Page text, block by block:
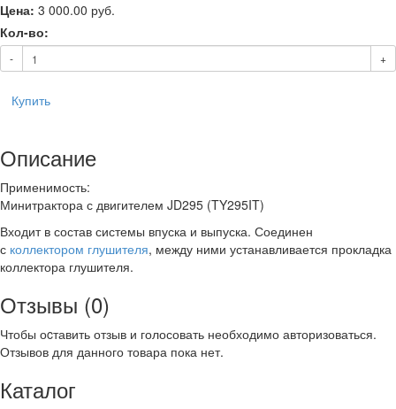
Цена: 3 000.00 руб.
Кол-во:
- +
Купить
Описание
Применимость:
Минитрактора с двигителем JD295 (TY295IT)
Входит в состав системы впуска и выпуска. Соединен
с коллектором глушителя, между ними устанавливается прокладка
коллектора глушителя.
Отзывы (0)
Чтобы оcтавить отзыв и голосовать необходимо авторизоваться.
Отзывов для данного товара пока нет.
Каталог